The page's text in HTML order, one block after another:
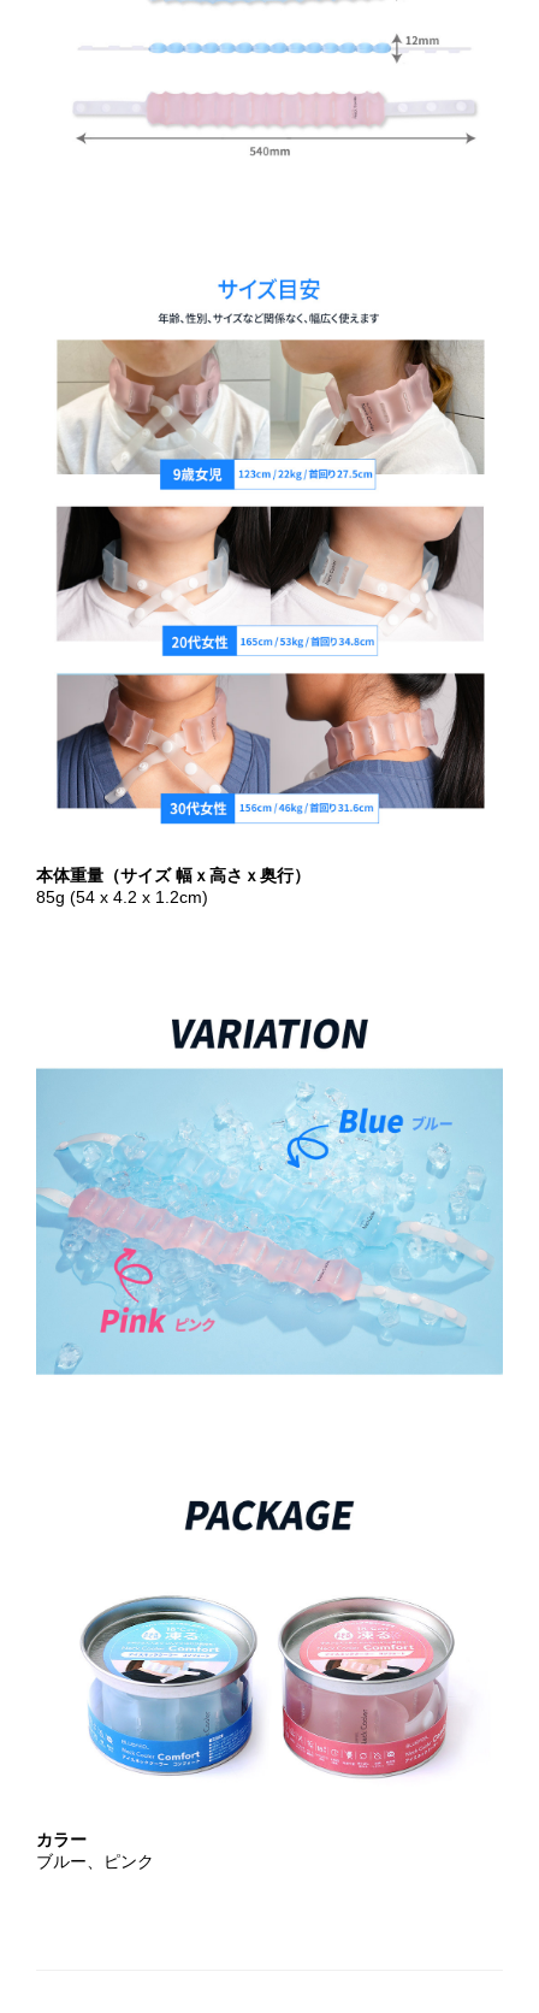
本体重量（サイズ 幅ｘ高さｘ奥行）
85g (54 x 4.2 x 1.2cm)
カラー
ブルー、ピンク